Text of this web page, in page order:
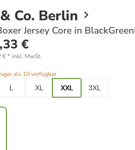
Co. Berlin
Jersey Core in
€
€* inkl. MwSt.
als 10 verfügbar
L XL XXL 3XL